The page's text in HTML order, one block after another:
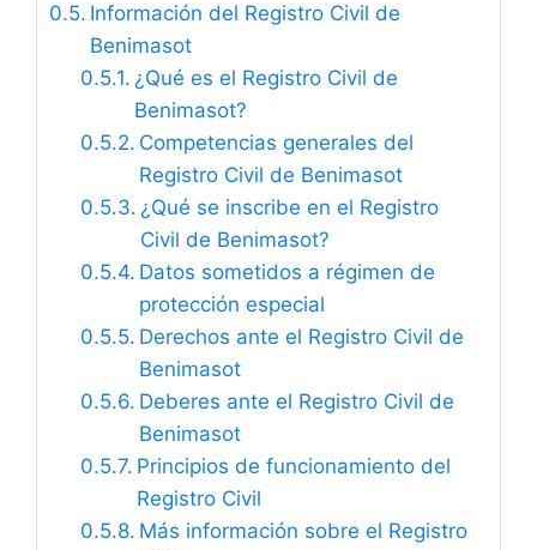
Información del Registro Civil de
Benimasot
¿Qué es el Registro Civil de
Benimasot?
Competencias generales del
Registro Civil de Benimasot
¿Qué se inscribe en el Registro
Civil de Benimasot?
Datos sometidos a régimen de
protección especial
Derechos ante el Registro Civil de
Benimasot
Deberes ante el Registro Civil de
Benimasot
Principios de funcionamiento del
Registro Civil
Más información sobre el Registro